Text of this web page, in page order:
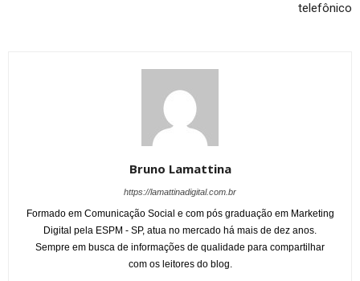
telefônico
Bruno Lamattina
https://lamattinadigital.com.br
Formado em Comunicação Social e com pós graduação em Marketing
Digital pela ESPM - SP, atua no mercado há mais de dez anos.
Sempre em busca de informações de qualidade para compartilhar
com os leitores do blog.